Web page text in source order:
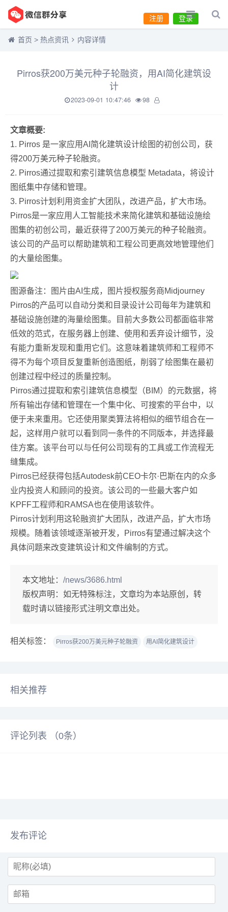
登录
注册
首页 > 热点资讯 内容详情
Pirros获200万美元种子轮融资，用AI简化建筑设
计
2023-09-01 10:47:46 98
文章概要:
1. Pirros 是一家应用AI简化建筑设计绘图的初创公司，获
得200万美元种子轮融资。
2. Pirros通过提取和索引建筑信息模型 Metadata，将设计
图纸集中存储和管理。
3. Pirros计划利用资金扩大团队，改进产品，扩大市场。
Pirros是一家应用人工智能技术来简化建筑和基础设施绘
图集的初创公司，最近获得了200万美元的种子轮融资。
该公司的产品可以帮助建筑和工程公司更高效地管理他们
的大量绘图集。
图源备注：图片由AI生成，图片授权服务商Midjourney
Pirros的产品可以自动分类和目录设计公司每年为建筑和
基础设施创建的海量绘图集。目前大多数公司都面临非常
低效的范式，在服务器上创建、使用和丢弃设计细节，没
有能力重新发现和重用它们。这意味着建筑师和工程师不
得不为每个项目反复重新创造图纸，削弱了绘图集在最初
创建过程中经过的质量控制。
Pirros通过提取和索引建筑信息模型（BIM）的元数据，将
所有输出存储和管理在一个集中化、可搜索的平台中，以
便于未来重用。它还使用聚类算法将相似的细节组合在一
起，这样用户就可以看到同一条件的不同版本，并选择最
佳方案。该平台可以与任何公司现有的工具或工作流程无
缝集成。
Pirros已经获得包括Autodesk前CEO卡尔·巴斯在内的众多
业内投资人和顾问的投资。该公司的一些最大客户如
KPFF工程师和RAMSA也在使用该软件。
Pirros计划利用这轮融资扩大团队，改进产品，扩大市场
规模。随着该领域逐渐被开发，Pirros有望通过解决这个
具体问题来改变建筑设计和文件编制的方式。
本文地址： /news/3686.html
版权声明： 如无特殊标注，文章均为本站原创，转
载时请以链接形式注明文章出处。
相关标签： Pirros获200万美元种子轮融资 用AI简化建筑设计
相关推荐
评论列表 （0条）
发布评论